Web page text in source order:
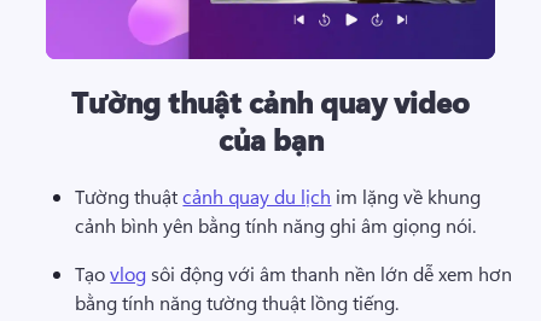
Tường thuật cảnh quay video
của bạn
Tường thuật cảnh quay du lịch im lặng về khung
cảnh bình yên bằng tính năng ghi âm giọng nói.
Tạo vlog sôi động với âm thanh nền lớn dễ xem hơn
bằng tính năng tường thuật lồng tiếng.